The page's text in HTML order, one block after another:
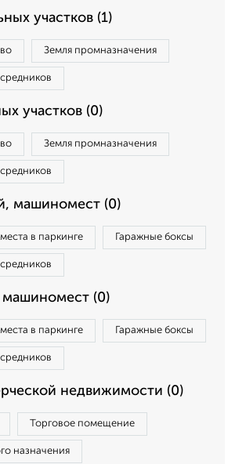
участков (1)
Земля промназначения
участков (0)
Земля промназначения
машиномест (0)
в паркинге Гаражные боксы
(0)
в паркинге Гаражные боксы
недвижимости (0)
Торговое помещение
назначения